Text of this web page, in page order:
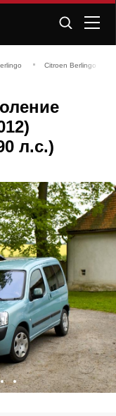
Citroen Berlingo 1
л.с.)